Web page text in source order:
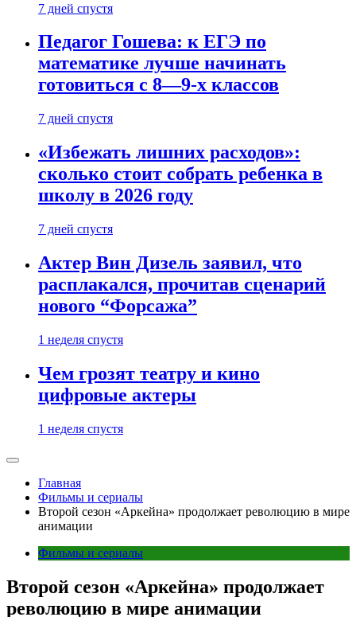
7 дней спустя
Педагог Гошева: к ЕГЭ по
математике лучше начинать
готовиться с 8—9-х классов
7 дней спустя
«Избежать лишних расходов»:
сколько стоит собрать ребенка в
школу в 2026 году
7 дней спустя
Актер Вин Дизель заявил, что
расплакался, прочитав сценарий
нового “Форсажа”
1 неделя спустя
Чем грозят театру и кино
цифровые актеры
1 неделя спустя
Главная
Фильмы и сериалы
Второй сезон «Аркейна» продолжает революцию в мире
анимации
Фильмы и сериалы
Второй сезон «Аркейна» продолжает
революцию в мире анимации